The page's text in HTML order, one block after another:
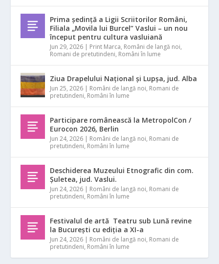
Prima ședință a Ligii Scriitorilor Români,
Filiala „Movila lui Burcel” Vaslui – un nou
început pentru cultura vasluiană
Jun 29, 2026 | Print Marca, Români de langă noi,
Romani de pretutindeni, Români în lume
Ziua Drapelului Național și Lupșa, jud. Alba
Jun 25, 2026 | Români de langă noi, Romani de
pretutindeni, Români în lume
Participare românească la MetropolCon /
Eurocon 2026, Berlin
Jun 24, 2026 | Români de langă noi, Romani de
pretutindeni, Români în lume
Deschiderea Muzeului Etnografic din com.
Șuletea, jud. Vaslui.
Jun 24, 2026 | Români de langă noi, Romani de
pretutindeni, Români în lume
Festivalul de artă Teatru sub Lună revine
la București cu ediția a XI-a
Jun 24, 2026 | Români de langă noi, Romani de
pretutindeni, Români în lume